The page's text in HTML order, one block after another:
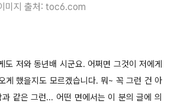
미지 출처: toc6.com
도 저와 동년배 시군요. 어쩌면 그것이 저에게
게 했을지도 모르겠습니다. 뭐~ 꼭 그런 건 아
같은 그런... 어떤 면에서는 이 분의 글에 의